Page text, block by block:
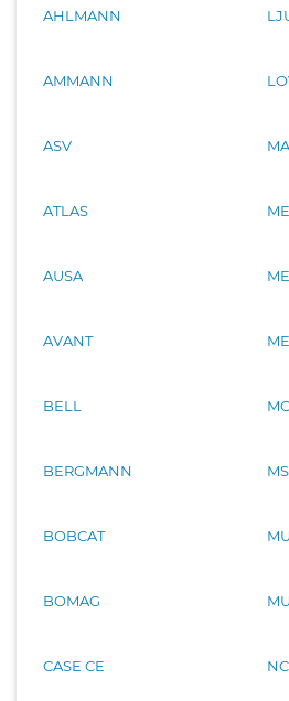
AHLMANN
AMMANN
ASV
ATLAS
AUSA
AVANT
BELL
BERGMANN
BOBCAT
BOMAG
CASE CE